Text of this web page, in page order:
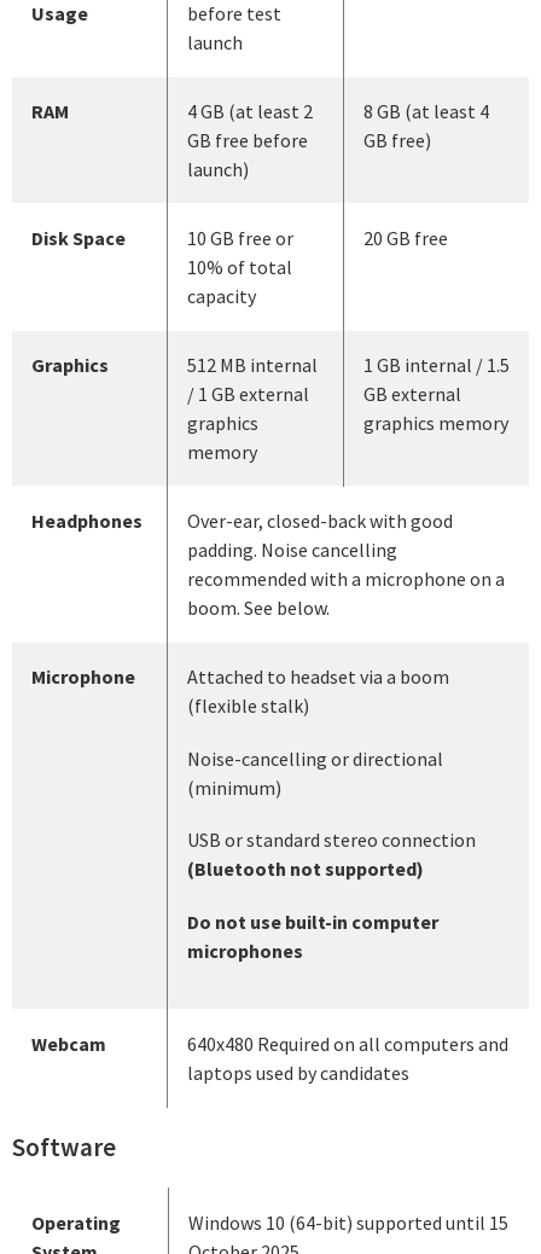
Usage
before test
launch
RAM
4 GB (at least 2
GB free before
launch)
8 GB (at least 4
GB free)
Disk Space
10 GB free or
10% of total
capacity
20 GB free
Graphics
512 MB internal
/ 1 GB external
graphics
memory
1 GB internal / 1.5
GB external
graphics memory
Headphones
Over-ear, closed-back with good
padding. Noise cancelling
recommended with a microphone on a
boom. See below.
Microphone
Attached to headset via a boom
(flexible stalk)
Noise-cancelling or directional
(minimum)
USB or standard stereo connection
(Bluetooth not supported)
Do not use built-in computer
microphones
Webcam
640x480 Required on all computers and
laptops used by candidates
Software
Operating
Windows 10 (64-bit) supported until 15